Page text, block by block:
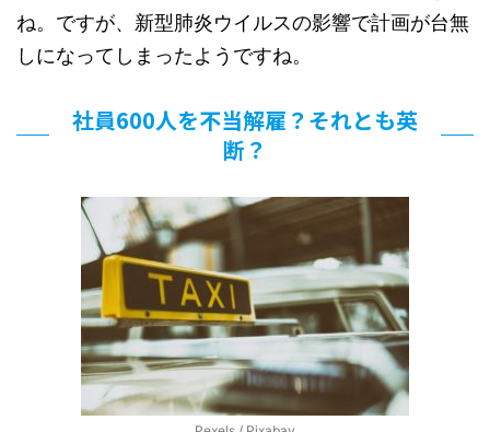
ね。ですが、新型肺炎ウイルスの影響で計画が台無
しになってしまったようですね。
社員600人を不当解雇？それとも英
断？